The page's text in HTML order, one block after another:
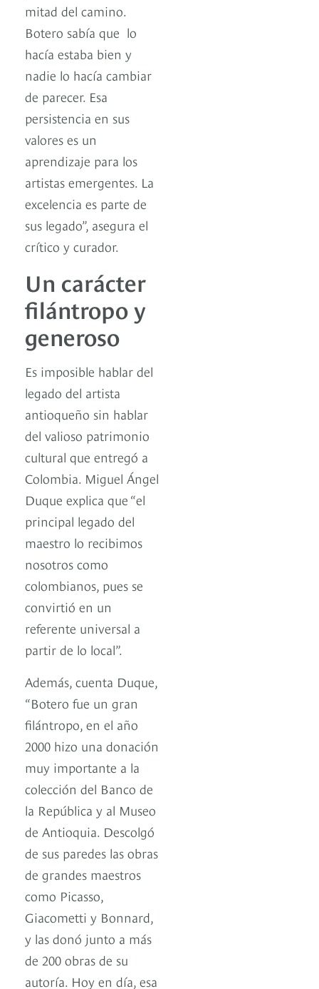
mitad del camino.
Botero sabía que lo
hacía estaba bien y
nadie lo hacía cambiar
de parecer. Esa
persistencia en sus
valores es un
aprendizaje para los
artistas emergentes. La
excelencia es parte de
sus legado”, asegura el
crítico y curador.
Un carácter
filántropo y
generoso
Es imposible hablar del
legado del artista
antioqueño sin hablar
del valioso patrimonio
cultural que entregó a
Colombia. Miguel Ángel
Duque explica que “el
principal legado del
maestro lo recibimos
nosotros como
colombianos, pues se
convirtió en un
referente universal a
partir de lo local”.
Además, cuenta Duque,
“Botero fue un gran
filántropo, en el año
2000 hizo una donación
muy importante a la
colección del Banco de
la República y al Museo
de Antioquia. Descolgó
de sus paredes las obras
de grandes maestros
como Picasso,
Giacometti y Bonnard,
y las donó junto a más
de 200 obras de su
autoría. Hoy en día, esa